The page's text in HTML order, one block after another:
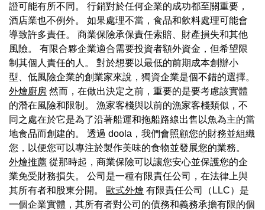
證可能有所不同。 行銷對於任何企業的成功都至關重要，
酒店業也不例外。 如果處理不當，食品和飲料處理可能會
導致許多責任。 商業保險承保責任索賠、財產損失和其他
風險。 有限合夥企業適合需要投資者額外資金，但希望限
制其個人責任的人。 對於想要以最低的前期成本創辦小
型、低風險企業的創業家來說，獨資企業是個不錯的選擇。
外燴廚房 然而，在做出決定之前，重要的是要考慮該實體
的潛在風險和限制。 漁家客棧與以前的漁家客棧類似，不
同之處在於它是為了沿著船運和拖船路線出售以魚為主的當
地食品而創建的。 透過 doola，我們會照顧您的財務並組織
您，以便您可以專注於製作美味的食物並發展您的業務。
外燴推薦 從那時起，商業保險可以讓您安心並保護您的企
業免受財務損失。 公司是一種有限責任公司，在法律上與
其所有者和股東分開。
歐式外燴 有限責任公司（LLC）是
一個企業實體，其所有者對公司的債務和義務承擔有限的個